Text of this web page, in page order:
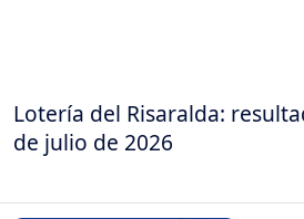
Lotería del Risaralda:
de julio de 2026